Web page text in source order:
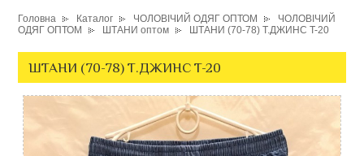
Головна Каталог ЧОЛОВІЧИЙ ОДЯГ ОПТОМ
ЧОЛОВІЧИЙ
ОДЯГ ОПТОМ
ШТАНИ оптом ШТАНИ (70-78) Т.ДЖИНС T-20
ШТАНИ (70-78) Т.ДЖИНС T-20